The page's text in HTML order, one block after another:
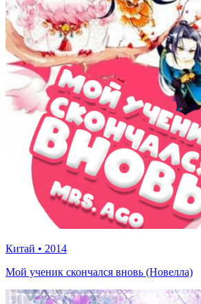
Китай • 2014
Мой ученик скончался вновь (Новелла)